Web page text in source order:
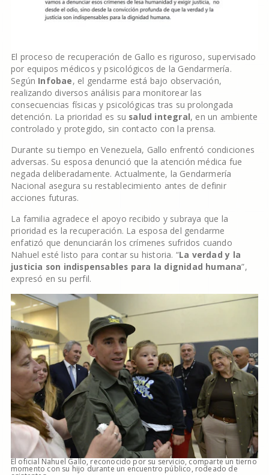
El proceso de recuperación de Gallo es riguroso, supervisado
por equipos médicos y psicológicos de la Gendarmería.
Según Infobae, el gendarme está bajo observación,
realizando diversos análisis para monitorear las
consecuencias físicas y psicológicas tras su prolongada
detención. La prioridad es su salud integral, en un ambiente
controlado y protegido, sin contacto con la prensa.
Durante su tiempo en Venezuela, Gallo enfrentó condiciones
adversas. Su esposa denunció que la atención médica fue
negada deliberadamente. Actualmente, la Gendarmería
Nacional asegura su restablecimiento antes de definir
acciones futuras.
La familia agradece el apoyo recibido y subraya que la
prioridad es la recuperación. La esposa del gendarme
enfatizó que denunciarán los crímenes sufridos cuando
Nahuel esté listo para contar su historia. “La verdad y la
justicia son indispensables para la dignidad humana”,
expresó en su perfil.
El oficial Nahuel Gallo, reconocido por su servicio, comparte un tierno
momento con su hijo durante un encuentro público, rodeado de